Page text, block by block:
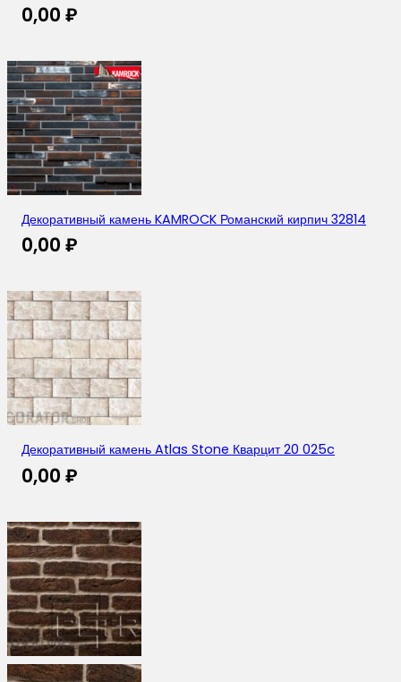
0,00 ₽
Декоративный камень KAMROCK Романский кирпич 32814
0,00 ₽
Декоративный камень Atlas Stone Кварцит 20 025c
0,00 ₽